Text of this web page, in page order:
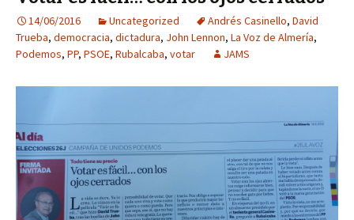
14/06/2016 Uncategorized Andrés Casinello, David
Trueba, democracia, dictadura, John Lennon, La Voz de Almería,
Podemos, PP, PSOE, Rubalcaba, votar JAMS